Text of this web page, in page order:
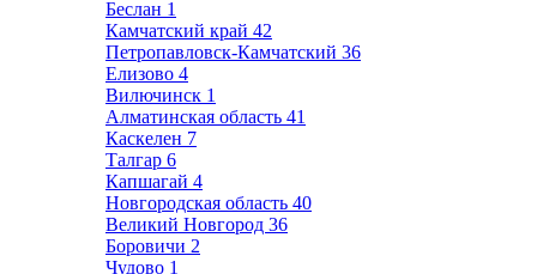
Беслан 1
Камчатский край 42
Петропавловск-Камчатский 36
Елизово 4
Вилючинск 1
Алматинская область 41
Каскелен 7
Талгар 6
Капшагай 4
Новгородская область 40
Великий Новгород 36
Боровичи 2
Чудово 1